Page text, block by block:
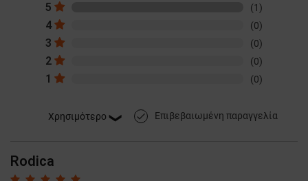
5 (1)
4 (0)
3 (0)
2 (0)
1 (0)
done Επιβεβαιωμένη παραγγελία
Rodica